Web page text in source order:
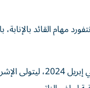
مهام القائد
وكان الفريق كوستانزا